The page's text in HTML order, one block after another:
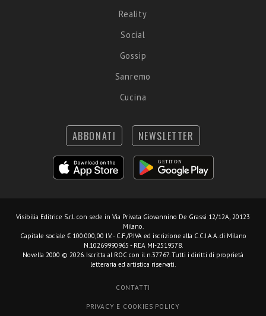
Reality
Social
Gossip
Sanremo
Cucina
ABBONATI NEWSLETTER
Visibilia Editrice S.r.l. con sede in Via Privata Giovannino De Grassi 12/12A, 20123
Milano.
Capitale sociale € 100.000,00 I.V. - C.F./P.IVA ed iscrizione alla C.C.I.A.A. di Milano
N.10269990965 - REA MI-2519578.
Novella 2000 © 2026. Iscritta al ROC con il n.37767. Tutti i diritti di proprietà
letteraria ed artistica riservati.
CONTATTI
PRIVACY E COOKIES POLICY